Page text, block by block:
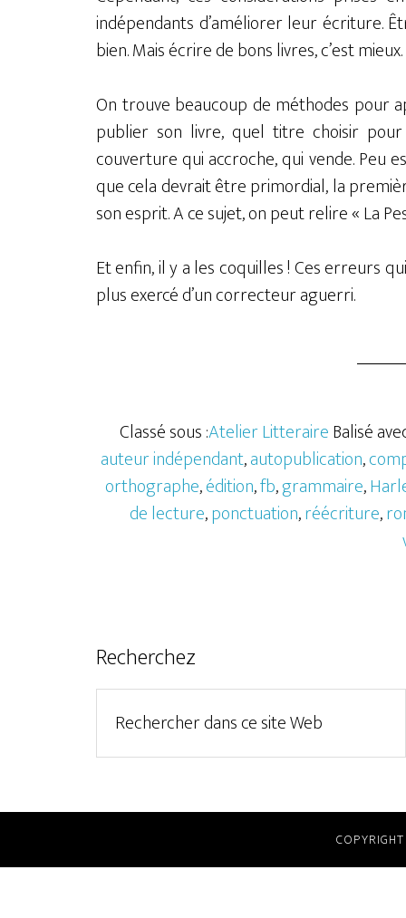
indépendants d’améliorer leur écriture.
bien. Mais écrire de bons livres, c’est
On trouve beaucoup de méthodes pour
publier son livre, quel titre choisir
couverture qui accroche, qui vende.
que cela devrait être primordial, la
son esprit. A ce sujet, on peut relire « La
Et enfin, il y a les coquilles ! Ces erreurs
plus exercé d’un correcteur aguerri.
Classé sous :Atelier LitteraireBalisé
auteur indépendant,autopublication,
orthographe,édition,fb,grammaire,
de lecture,ponctuation,réécriture,
Recherchez